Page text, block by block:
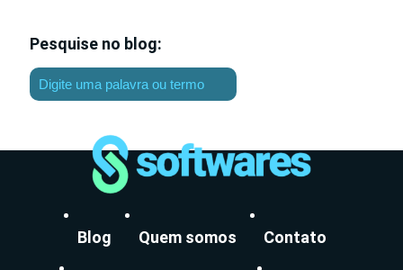
Pesquise no blog:
Blog Quem somos Contato